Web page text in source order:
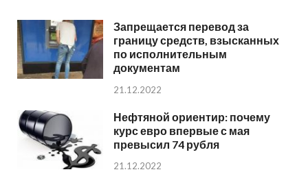
Запрещается перевод за
границу средств, взысканных
по исполнительным
документам
21.12.2022
Нефтяной ориентир: почему
курс евро впервые с мая
превысил 74 рубля
21.12.2022